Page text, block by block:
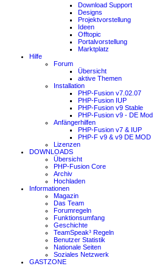
Download Support
Designs
Projektvorstellung
Ideen
Offtopic
Portalvorstellung
Marktplatz
Hilfe
Forum
Übersicht
aktive Themen
Installation
PHP-Fusion v7.02.07
PHP-Fusion IUP
PHP-Fusion v9 Stable
PHP-Fusion v9 - DE Mod
Anfängerhilfen
PHP-Fusion v7 & IUP
PHP-F v9 & v9 DE MOD
Lizenzen
DOWNLOADS
Übersicht
PHP-Fusion Core
Archiv
Hochladen
Informationen
Magazin
Das Team
Forumregeln
Funktionsumfang
Geschichte
TeamSpeak³ Regeln
Benutzer Statistik
Nationale Seiten
Soziales Netzwerk
GASTZONE